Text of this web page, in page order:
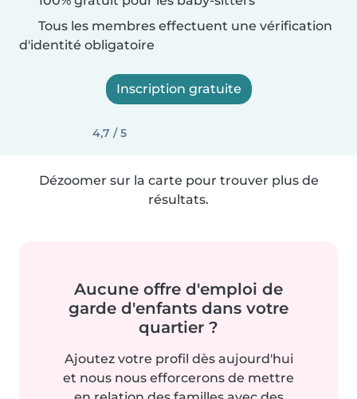
Tous les membres effectuent une vérification
d'identité obligatoire
Inscription gratuite
4,7 / 5
Dézoomer sur la carte pour trouver plus de
résultats.
Aucune offre d'emploi de
garde d'enfants dans votre
quartier ?
Ajoutez votre profil dès aujourd'hui
et nous nous efforcerons de mettre